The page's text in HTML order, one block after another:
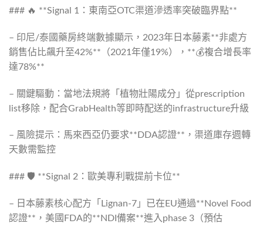
### 🔥 **Signal 1：東南亞OTC渠道滲透率突破臨界點**
– 印尼/泰國藥房終端數據顯示，2023年日本藤素**非處方
銷售佔比飆升至42%**（2021年僅19%），**💰複合增長率
達78%**
– 關鍵驅動：當地法規將「植物壯陽成分」從prescription
list移除，配合GrabHealth等即時配送的infrastructure升級
– 風險提示：馬來西亞仍要求**DDA認證**，渠道庫存週轉
天數需監控
### 🛡️ **Signal 2：歐美專利戰提前卡位**
– 日本藤素核心配方「Lignan-7」已在EU通過**Novel Food
認證**，美國FDA的**NDI備案**進入phase 3（預估